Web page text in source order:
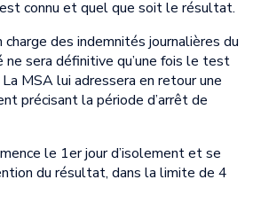
connu et quel que soit le résultat.
des indemnités journalières du
ne sera définitive qu’une fois le test
MSA lui adressera en retour une
précisant la période d’arrêt de
le 1er jour d’isolement et se
du résultat, dans la limite de 4